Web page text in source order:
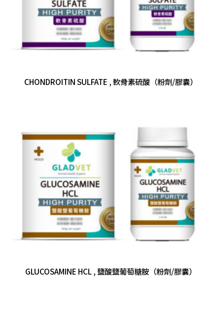
CHONDROITIN SULFATE , 軟骨素硫酸（粉劑/膠囊）
GLUCOSAMINE HCL , 鹽酸鹽葡萄糖胺（粉劑/膠囊）